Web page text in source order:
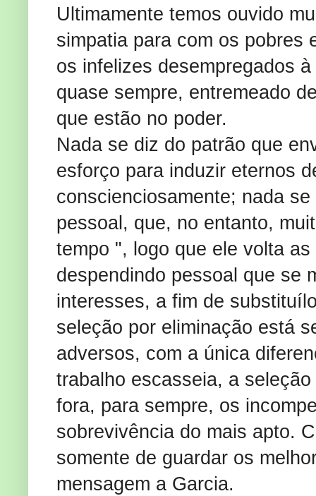
Ultimamente temos ouvido
simpatia para com os pobres
os infelizes desempregados
quase sempre, entremeado
que estão no poder.
Nada se diz do patrão que
esforço para induzir eternos
conscienciosamente; nada
pessoal, que, no entanto,
tempo ", logo que ele volta
despendindo pessoal que se
interesses, a fim de
seleção por eliminação está
adversos, com a única
trabalho escasseia, a
fora, para sempre, os
sobrevivência do mais apto.
somente de guardar os
mensagem a Garcia.